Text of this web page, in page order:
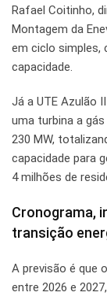
Rafael Coitinho,
Montagem da
em ciclo simples,
capacidade.
Já a UTE Azulão
uma turbina a
230 MW,
capacidade para
4 milhões de
Cronograma,
transição
A previsão é que
entre 2026 e